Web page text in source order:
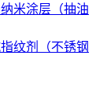
米涂层（抽油
纹剂（不锈钢